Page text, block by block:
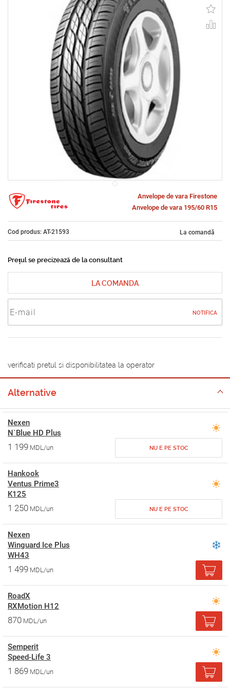
Anvelope de vara Firestone
Anvelope de vara 195/60 R15
Cod produs: AT-21593 La comandă
Prețul se precizează de la consultant
LA COMANDA
NOTIFICA
verificati pretul si disponibilitatea la operator
Alternative
Nexen
N`Blue HD Plus
1 199 MDL/un NU E PE STOC
Hankook
Ventus Prime3
K125
1 250 MDL/un NU E PE STOC
Nexen
Winguard Ice Plus
WH43
1 499 MDL/un
RoadX
RXMotion H12
870 MDL/un
Semperit
Speed-Life 3
1 869 MDL/un